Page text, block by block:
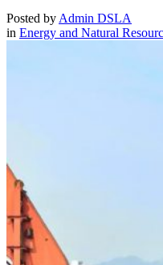
Posted by Admin DSLA
in Energy and Natural